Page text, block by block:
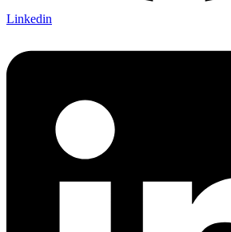
Linkedin